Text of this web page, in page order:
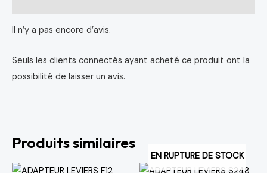
Il n’y a pas encore d’avis.
Seuls les clients connectés ayant acheté ce produit ont la
possibilité de laisser un avis.
Produits similaires
Le
Le
EN RUPTURE DE STOCK
Le
Le